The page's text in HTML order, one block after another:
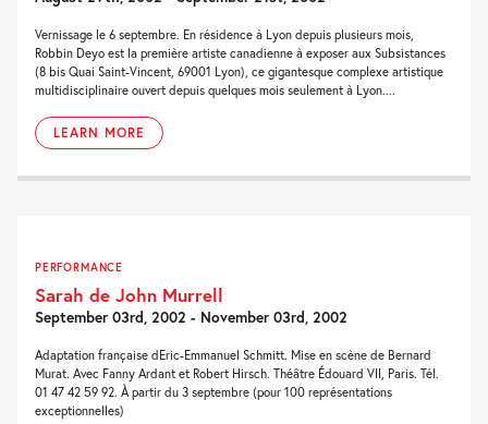
Vernissage le 6 septembre. En résidence à Lyon depuis plusieurs mois,
Robbin Deyo est la première artiste canadienne à exposer aux Subsistances
(8 bis Quai Saint-Vincent, 69001 Lyon), ce gigantesque complexe artistique
multidisciplinaire ouvert depuis quelques mois seulement à Lyon....
LEARN MORE
PERFORMANCE
Sarah de John Murrell
September 03rd, 2002 - November 03rd, 2002
Adaptation française dEric-Emmanuel Schmitt. Mise en scène de Bernard
Murat. Avec Fanny Ardant et Robert Hirsch. Théâtre Édouard VII, Paris. Tél.
01 47 42 59 92. À partir du 3 septembre (pour 100 représentations
exceptionnelles)